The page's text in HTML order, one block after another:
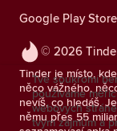
© 2026
Tinder je místo,
něco vážného,
nevíš, co hledáš.
němu přes 55
Google Play Store
Tvé soukromí
používáme
webových
tvým zájmům a